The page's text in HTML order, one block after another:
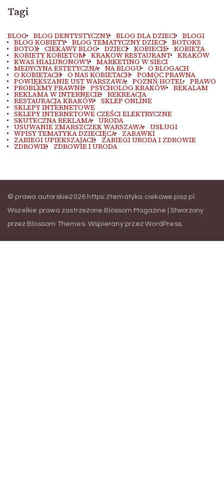
Tagi
BLOG BLOG DENTYSTYCZNY BLOG DLA DZIECI BLOGI
BLOG KOBIETY BLOG TEMATYCZNY DZIECI BOTOKS
BOTOX CIEKAWY BLOG DZIECI KOBIECIE KOBIETA
KOBIETY KOBIETOM KRAKOW RESTAURANT KRAKÓW
KWAS HIALURONOWY MARKETING W SIECI
MEDYCYNA ESTETYCZNA NA BLOGU O BLOGACH
O KOBIETACH O NAS KOBIETACH POMOC PRAWNA
POWIĘKSZANIE UST WARSZAWA POZNŃ HOTEL PRAWO
PROBLEMY PRAWNE PSYCHOLOG KRAKÓW REKALAM
REKLAMA W INTERNECIE REKREACJA
RESTAURACJA KRAKÓW SKLEP ONLINE
SKLEPY INTERNETOWE
SKLEPY INTERNETOWE CZEŚCI ELEKTRYCZNE
SKUTECZNA REKLAMA URODA
USUWANIE ZMARSZCZEK WARSZAWA USŁUGI
WPISY TEMATYKA DZIECIĘCA ZABAWKI
ZABIEGI UPIEKSZAJACE ZABIEGI URODA I ZDROWIE
ZDROWIE ZDROWIE I URODA
© prawa autorskie2026 https://tematyka.ciekawe.pisz.pl .
Wszelkie prawa zastrzeżone. Blossom Magazine | Stworzony
przez Blossom Themes. Wspierany przezWordPress.